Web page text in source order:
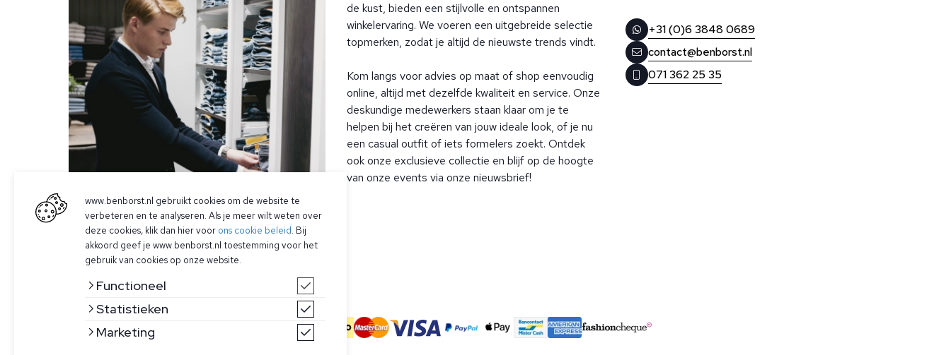
de kust, bieden een stijlvolle en ontspannen
winkelervaring. We voeren een uitgebreide selectie
topmerken, zodat je altijd de nieuwste trends vindt.
Kom langs voor advies op maat of shop eenvoudig
online, altijd met dezelfde kwaliteit en service. Onze
deskundige medewerkers staan klaar om je te
helpen bij het creëren van jouw ideale look, of je nu
een casual outfit of iets formelers zoekt. Ontdek
ook onze exclusieve collectie en blijf op de hoogte
van onze events via onze nieuwsbrief!
+31 (0)6 3848 0689
contact@benborst.nl
071 362 25 35
www.benborst.nl gebruikt cookies om de website te
verbeteren en te analyseren. Als je meer wilt weten over
deze cookies, klik dan hier voor ons cookie beleid. Bij
akkoord geef je www.benborst.nl toestemming voor het
gebruik van cookies op onze website.
Functioneel
Statistieken
Marketing